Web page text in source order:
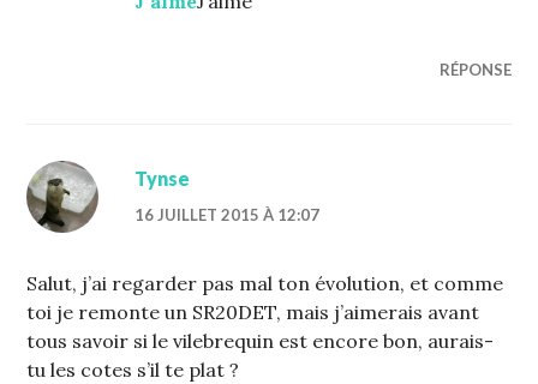
RÉPONSE
Tynse
16 JUILLET 2015 À 12:07
Salut, j’ai regarder pas mal ton évolution, et comme
toi je remonte un SR20DET, mais j’aimerais avant
tous savoir si le vilebrequin est encore bon, aurais-
tu les cotes s’il te plat ?